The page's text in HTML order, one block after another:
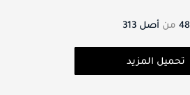
48 من أصل 313
تحميل المزيد